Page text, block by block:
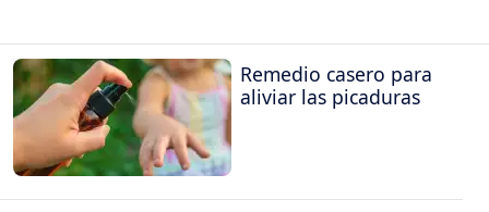
Remedio casero para
aliviar las picaduras